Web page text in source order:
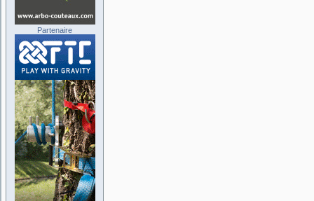
Partenaire